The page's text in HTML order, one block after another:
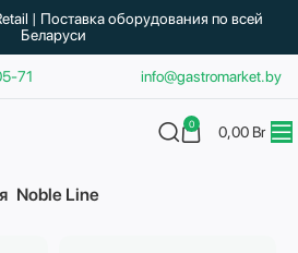
71 info@gastromarket.by
0 0,00 Br
Noble Line
| Поставка оборудования по всей
Беларуси